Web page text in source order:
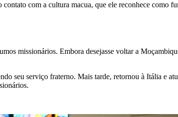
com a cultura macua, que ele reconhece como
missionários. Embora desejasse voltar a
seu serviço fraterno. Mais tarde, retornou à Itália e